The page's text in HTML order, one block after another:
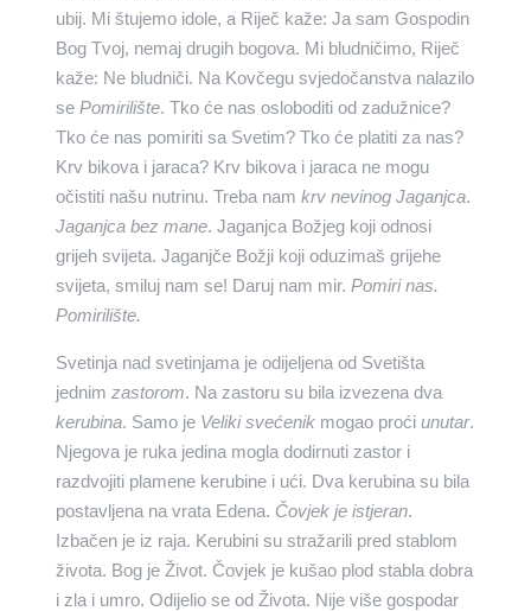
ubij. Mi štujemo idole, a Riječ kaže: Ja sam Gospodin
Bog Tvoj, nemaj drugih bogova. Mi bludničimo, Riječ
kaže: Ne bludniči. Na Kovčegu svjedočanstva nalazilo
se Pomirilište. Tko će nas osloboditi od zadužnice?
Tko će nas pomiriti sa Svetim? Tko će platiti za nas?
Krv bikova i jaraca? Krv bikova i jaraca ne mogu
očistiti našu nutrinu. Treba nam krv nevinog Jaganjca.
Jaganjca bez mane. Jaganjca Božjeg koji odnosi
grijeh svijeta. Jaganjče Božji koji oduzimaš grijehe
svijeta, smiluj nam se! Daruj nam mir. Pomiri nas.
Pomirilište.
Svetinja nad svetinjama je odijeljena od Svetišta
jednim zastorom. Na zastoru su bila izvezena dva
kerubina. Samo je Veliki svećenikmogao proći unutar.
Njegova je ruka jedina mogla dodirnuti zastor i
razdvojiti plamene kerubine i ući. Dva kerubina su bila
postavljena na vrata Edena. Čovjek je istjeran.
Izbačen je iz raja. Kerubini su stražarili pred stablom
života. Bog je Život. Čovjek je kušao plod stabla dobra
i zla i umro. Odijelio se od Života. Nije više gospodar